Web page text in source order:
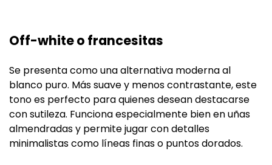
Off-white o francesitas
Se presenta como una alternativa moderna al
blanco puro. Más suave y menos contrastante, este
tono es perfecto para quienes desean destacarse
con sutileza. Funciona especialmente bien en uñas
almendradas y permite jugar con detalles
minimalistas como líneas finas o puntos dorados.